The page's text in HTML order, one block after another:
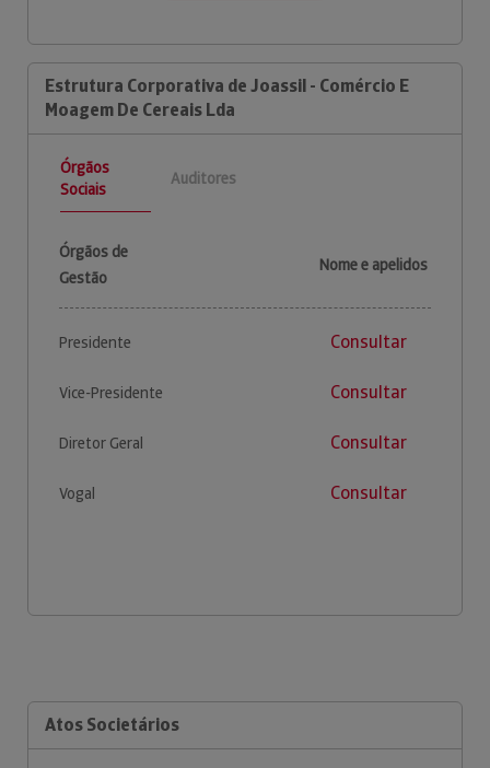
Estrutura Corporativa de Joassil - Comércio E
Moagem De Cereais Lda
Órgãos
Sociais
Auditores
Órgãos de
Gestão
Nome e apelidos
Presidente Consultar
Vice-Presidente Consultar
Diretor Geral Consultar
Vogal Consultar
Atos Societários